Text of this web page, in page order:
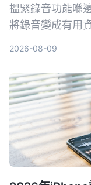
搵緊錄音功能喺
將錄音變成有用
2026-08-09